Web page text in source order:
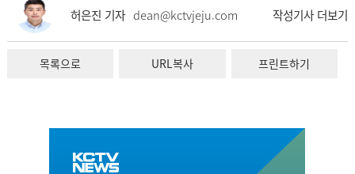
허은진 기자 dean@kctvjeju.com 작성기사 더보기
목록으로 URL복사 프린트하기